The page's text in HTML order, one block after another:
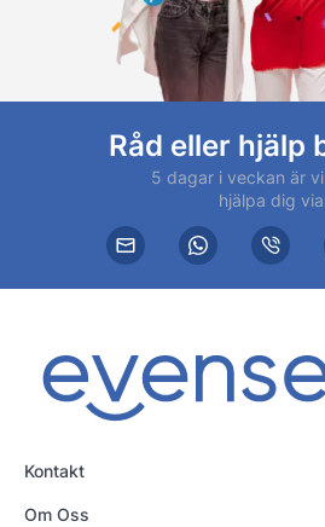
Råd eller hjälp
5 dagar i veckan är
hjälpa dig via
Kontakt
Om Oss